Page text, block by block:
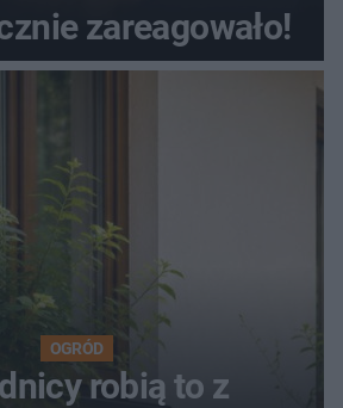
zareagowało!
OGRÓD
robią to z